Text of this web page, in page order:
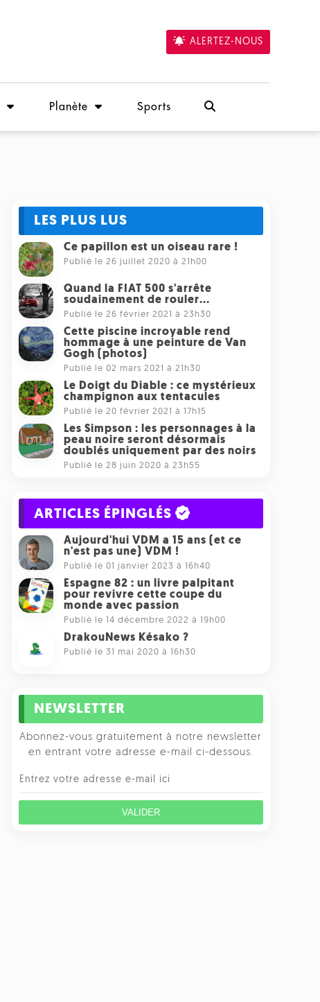
ALERTEZ-NOUS
Planète Sports
LES PLUS LUS
Ce papillon est un oiseau rare !
Publié le 26 juillet 2020 à 21h00
Quand la FIAT 500 s'arrête
soudainement de rouler...
Publié le 26 février 2021 à 23h30
Cette piscine incroyable rend
hommage à une peinture de Van
Gogh (photos)
Publié le 02 mars 2021 à 21h30
Le Doigt du Diable : ce mystérieux
champignon aux tentacules
Publié le 20 février 2021 à 17h15
Les Simpson : les personnages à la
peau noire seront désormais
doublés uniquement par des noirs
Publié le 28 juin 2020 à 23h55
ARTICLES ÉPINGLÉS
Aujourd'hui VDM a 15 ans (et ce
n'est pas une) VDM !
Publié le 01 janvier 2023 à 16h40
Espagne 82 : un livre palpitant
pour revivre cette coupe du
monde avec passion
Publié le 14 décembre 2022 à 19h00
DrakouNews Késako ?
Publié le 31 mai 2020 à 16h30
NEWSLETTER
Abonnez-vous gratuitement à notre newsletter
en entrant votre adresse e-mail ci-dessous.
VALIDER